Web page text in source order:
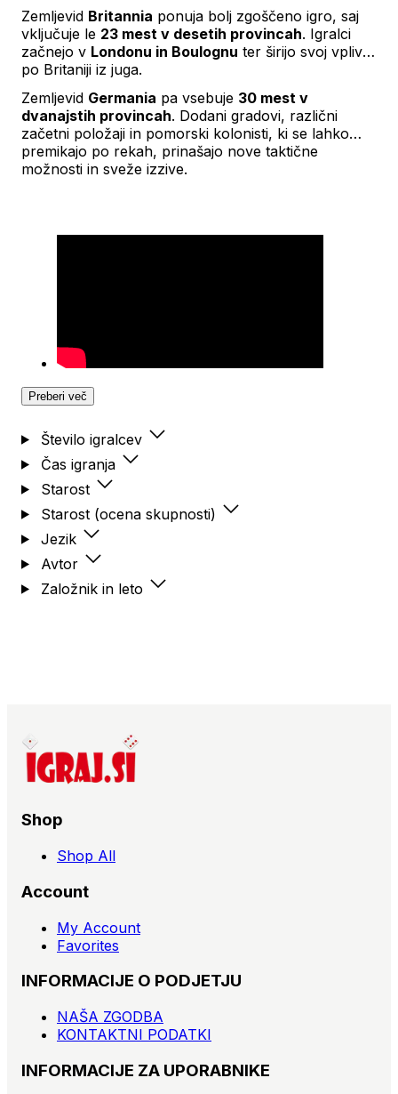
Zemljevid Britannia ponuja bolj zgoščeno igro, saj
vključuje le 23 mest v desetih provincah. Igralci
začnejo v Londonu in Boulognu ter širijo svoj vpliv
po Britaniji iz juga.
Zemljevid Germania pa vsebuje 30 mest v
dvanajstih provincah. Dodani gradovi, različni
začetni položaji in pomorski kolonisti, ki se lahko
premikajo po rekah, prinašajo nove taktične
možnosti in sveže izzive.
Preberi več
Število igralcev
Čas igranja
Starost
Starost (ocena skupnosti)
Jezik
Avtor
Založnik in leto
Shop
Shop All
Account
My Account
Favorites
INFORMACIJE O PODJETJU
NAŠA ZGODBA
KONTAKTNI PODATKI
INFORMACIJE ZA UPORABNIKE